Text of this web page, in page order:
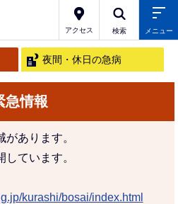
アクセス 検索 メニュー
夜間・休日の急病
急情報
あります。
ています。
kurashi/bosai/index.html